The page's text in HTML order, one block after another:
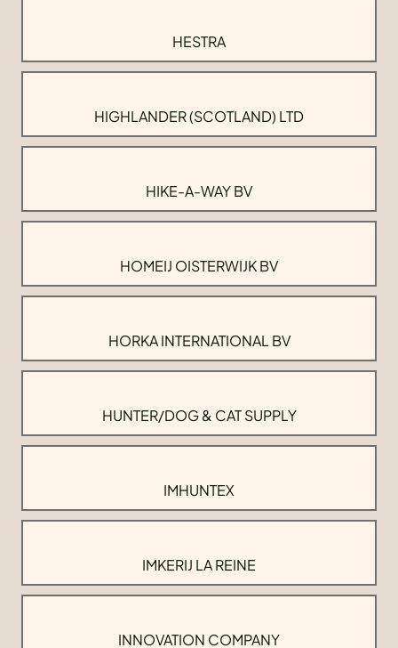
HESTRA
HIGHLANDER (SCOTLAND) LTD
HIKE-A-WAY BV
HOMEIJ OISTERWIJK BV
HORKA INTERNATIONAL BV
HUNTER/DOG & CAT SUPPLY
IMHUNTEX
IMKERIJ LA REINE
INNOVATION COMPANY